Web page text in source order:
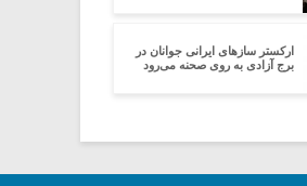
ارکستر سازهای ایرانی جوانان در
برج آزادی به روی صحنه می‌رود